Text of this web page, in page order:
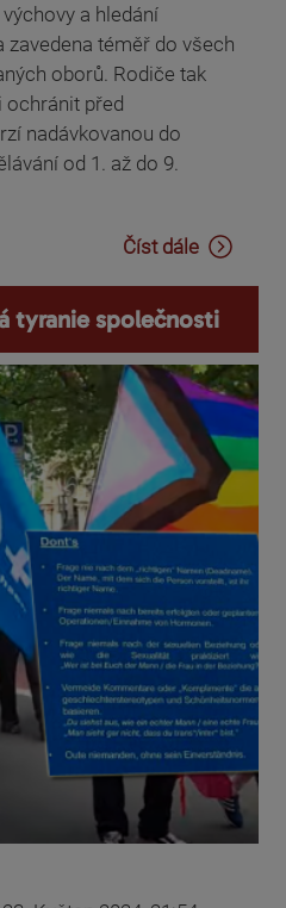
a hledání
zavedena téměř do všech
oborů. Rodiče tak
ochránit před
nadávkovanou do
od 1. až do 9.
Číst dále
tyranie společnosti